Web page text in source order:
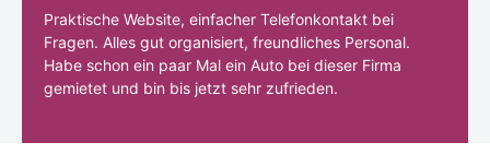
Praktische Website, einfacher Telefonkontakt bei
Fragen. Alles gut organisiert, freundliches Personal.
Habe schon ein paar Mal ein Auto bei dieser Firma
gemietet und bin bis jetzt sehr zufrieden.